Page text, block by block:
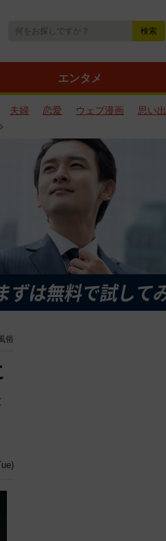
エンタメ
夫婦 恋愛 ウェブ漫画 思い出
俗